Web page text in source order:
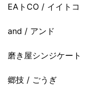
EAトCO / イイトコ
and / アンド
磨き屋シンジケート
郷技 / ごうぎ